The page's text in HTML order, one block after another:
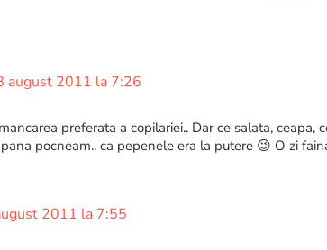
august 2011 la 7:26
preferata a copilariei.. Dar ce salata, ceapa,
pocneam.. ca pepenele era la putere 😉 O zi
2011 la 7:55